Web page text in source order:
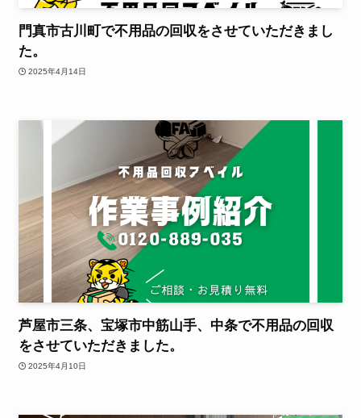
門真市古川町で不用品の回収をさせていただきまし
た。
2025年4月14日
芦屋市三条、宝塚市中筋山手、中条で不用品の回収
をさせていただきました。
2025年4月10日